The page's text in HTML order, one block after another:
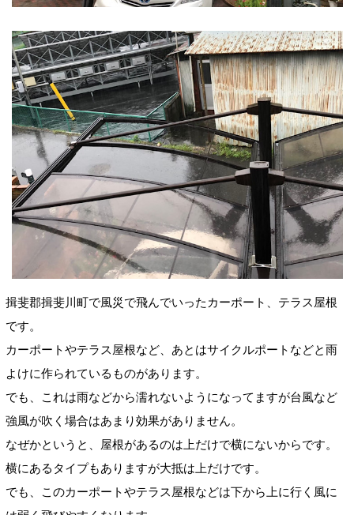
揖斐郡揖斐川町で風災で飛んでいったカーポート、テラス屋根
です。
カーポートやテラス屋根など、あとはサイクルポートなどと雨
よけに作られているものがあります。
でも、これは雨などから濡れないようになってますが台風など
強風が吹く場合はあまり効果がありません。
なぜかというと、屋根があるのは上だけで横にないからです。
横にあるタイプもありますが大抵は上だけです。
でも、このカーポートやテラス屋根などは下から上に行く風に